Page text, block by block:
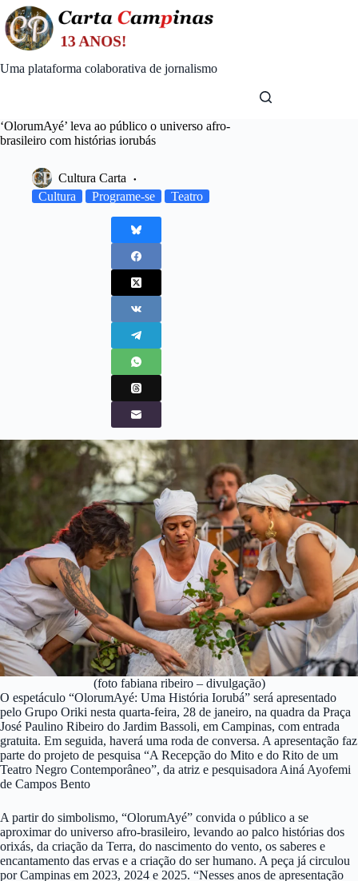
Skip
to
content
Uma plataforma colaborativa de jornalismo
‘OlorumAyé’ leva ao público o universo afro-
brasileiro com histórias iorubás
Cultura Carta
Cultura
Programe-se Teatro
(foto fabiana ribeiro – divulgação)
O espetáculo “OlorumAyé: Uma História Iorubá” será apresentado
pelo Grupo Oriki nesta quarta-feira, 28 de janeiro, na quadra da Praça
José Paulino Ribeiro do Jardim Bassoli, em Campinas, com entrada
gratuita. Em seguida, haverá uma roda de conversa. A apresentação faz
parte do projeto de pesquisa “A Recepção do Mito e do Rito de um
Teatro Negro Contemporâneo”, da atriz e pesquisadora Ainá Ayofemi
de Campos Bento
A partir do simbolismo, “OlorumAyé” convida o público a se
aproximar do universo afro-brasileiro, levando ao palco histórias dos
orixás, da criação da Terra, do nascimento do vento, os saberes e
encantamento das ervas e a criação do ser humano. A peça já circulou
por Campinas em 2023, 2024 e 2025. “Nesses anos de apresentação